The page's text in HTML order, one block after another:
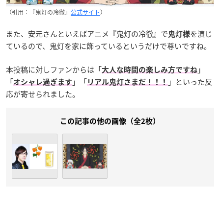
（引用：『鬼灯の冷徹』 公式サイト）
また、安元さんといえばアニメ『鬼灯の冷徹』で 鬼灯様を演じ
ているので、鬼灯を家に飾っているというだけで尊いですね。
本投稿に対しファンからは「大人な時間の楽しみ方ですね 」
「オシャレ過ぎます 」「 リアル鬼灯さまだ！！！
」といった反
応が寄せられました。
この記事の他の画像（全2枚）